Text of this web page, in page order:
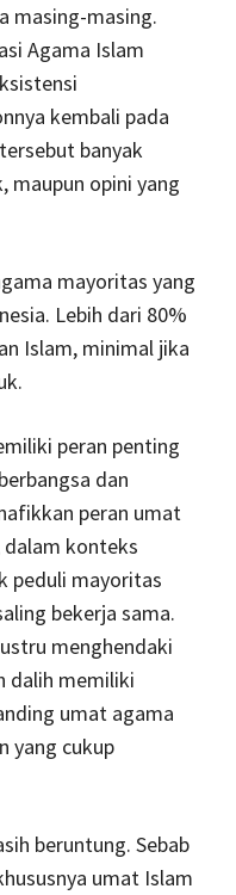
masing-masing.
Agama Islam
kembali pada
banyak
maupun opini yang
mayoritas yang
Lebih dari 80%
Islam, minimal jika
peran penting
dan
peran umat
dalam konteks
peduli mayoritas
bekerja sama.
menghendaki
dalih memiliki
umat agama
yang cukup
beruntung. Sebab
umat Islam